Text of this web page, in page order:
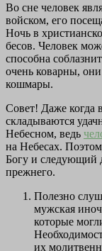
Во сне человек
войском, его
Ночь в
бесов. Человек
способна
очень коварны,
кошмары.
Совет! Даже когда
складываются
Небесном, ведь
на Небесах.
Богу и следующий
прежнего.
Полезно
мужская
которые
их